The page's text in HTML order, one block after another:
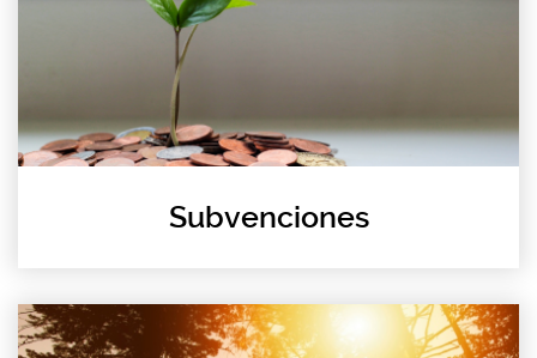
Subvenciones